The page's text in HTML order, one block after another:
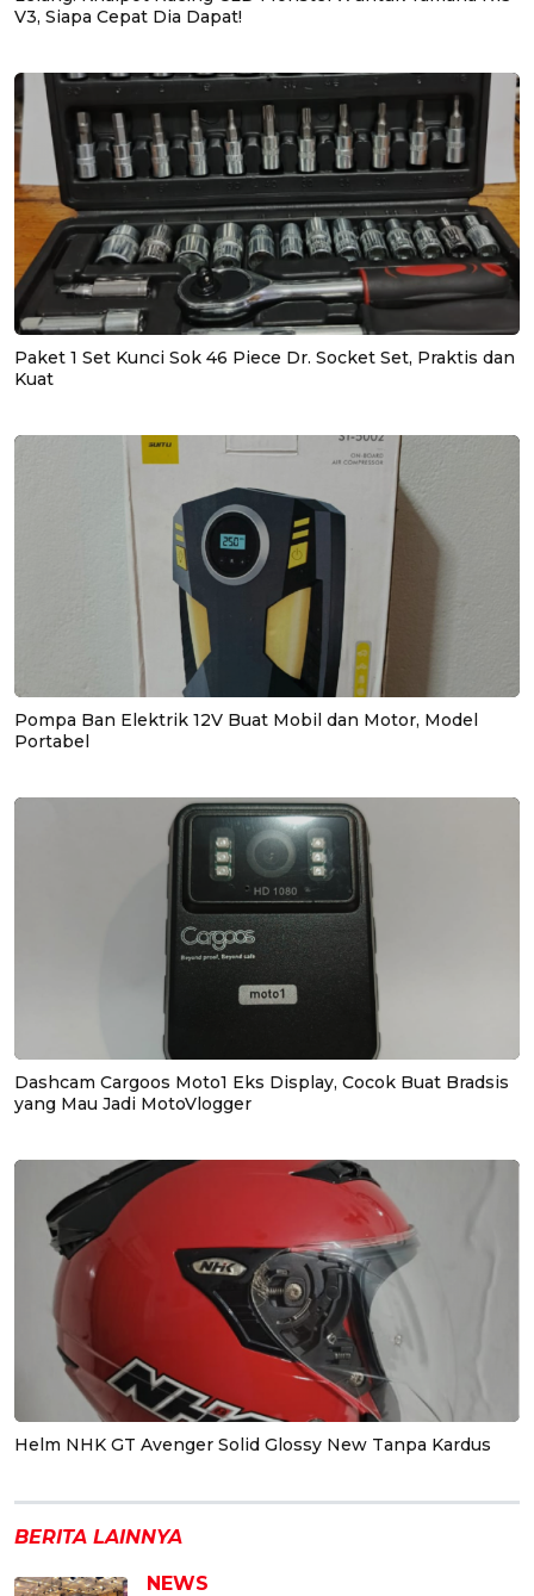
V3, Siapa Cepat Dia Dapat!
Paket 1 Set Kunci Sok 46 Piece Dr. Socket Set, Praktis dan
Kuat
Pompa Ban Elektrik 12V Buat Mobil dan Motor, Model
Portabel
Dashcam Cargoos Moto1 Eks Display, Cocok Buat Bradsis
yang Mau Jadi MotoVlogger
Helm NHK GT Avenger Solid Glossy New Tanpa Kardus
BERITA LAINNYA
NEWS